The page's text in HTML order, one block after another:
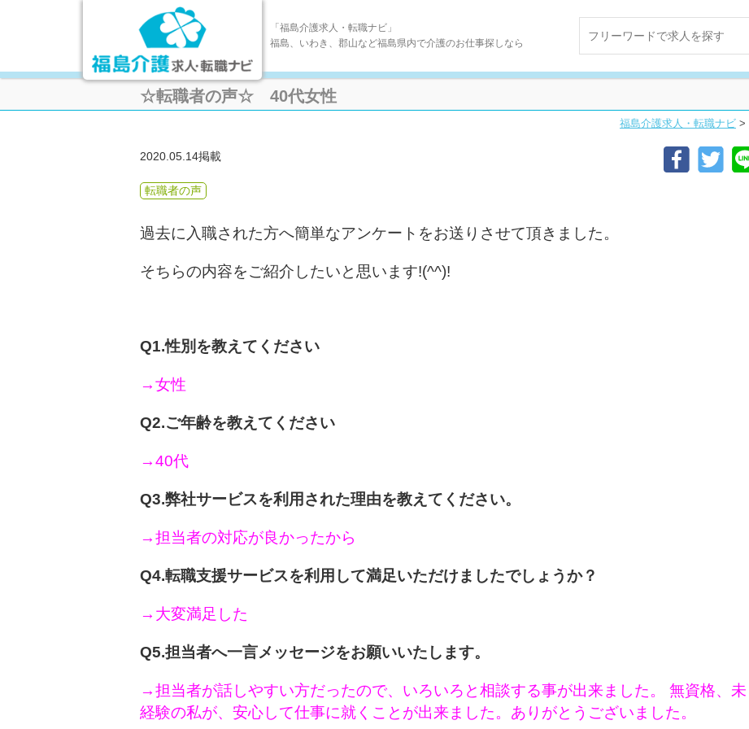
「福島介護求人・転職ナビ」
福島、いわき、郡山など福島県内で介護のお仕事探しなら
☆転職者の声☆ 40代女性
福島介護求人・転職ナビ >
2020.05.14掲載
転職者の声
過去に入職された方へ簡単なアンケートをお送りさせて頂きました。
そちらの内容をご紹介したいと思います!(^^)!
Q1.性別を教えてください
→女性
Q2.ご年齢を教えてください
→40代
Q3.弊社サービスを利用された理由を教えてください。
→担当者の対応が良かったから
Q4.転職支援サービスを利用して満足いただけましたでしょうか？
→大変満足した
Q5.担当者へ一言メッセージをお願いいたします。
→担当者が話しやすい方だったので、いろいろと相談する事が出来ました。 無資格、未
経験の私が、安心して仕事に就くことが出来ました。ありがとうございました。